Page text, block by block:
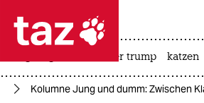
 taz zahl ich
taz zahl ich
usa unter trump katzen
Kolumne Jung und dumm: Zwischen